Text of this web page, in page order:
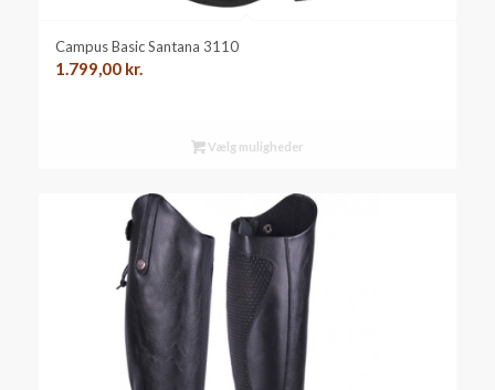
Campus Basic Santana 3110
1.799,00 kr.
Vælg muligheder